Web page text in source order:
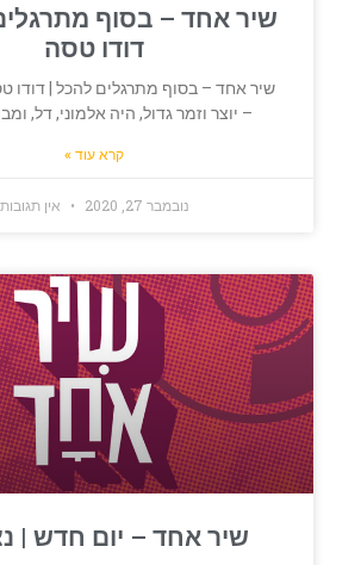
שיר אחד – בסוף
דודו טסה
שיר אחד – בסוף מתרגלים להכל | דודו
– יוצר וזמר גדול, היה אלמוני, דל,
קרא עוד »
נובמבר 27, 2020 אין תגובות
שיר אחד – יום חדש |